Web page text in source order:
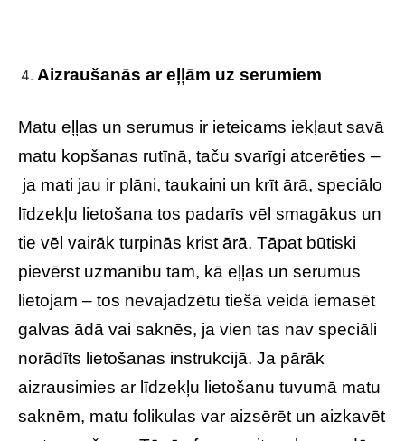
Aizraušanās ar eļļām uz serumiem
Matu eļļas un serumus ir ieteicams iekļaut savā
matu kopšanas rutīnā, taču svarīgi atcerēties –
ja mati jau ir plāni, taukaini un krīt ārā, speciālo
līdzekļu lietošana tos padarīs vēl smagākus un
tie vēl vairāk turpinās krist ārā. Tāpat būtiski
pievērst uzmanību tam, kā eļļas un serumus
lietojam – tos nevajadzētu tiešā veidā iemasēt
galvas ādā vai saknēs, ja vien tas nav speciāli
norādīts lietošanas instrukcijā. Ja pārāk
aizrausimies ar līdzekļu lietošanu tuvumā matu
saknēm, matu folikulas var aizsērēt un aizkavēt